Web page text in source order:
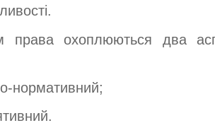
права охоплюються два
нормативний;